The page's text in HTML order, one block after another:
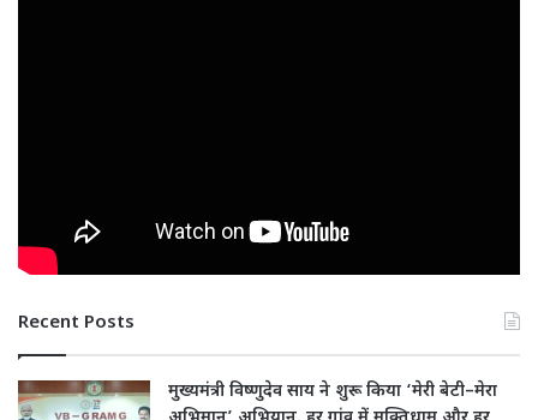
Recent Posts
मुख्यमंत्री विष्णुदेव साय ने शुरू किया ‘मेरी बेटी–मेरा